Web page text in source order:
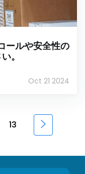
ールや安全性の
。
Oct 21 2024
13